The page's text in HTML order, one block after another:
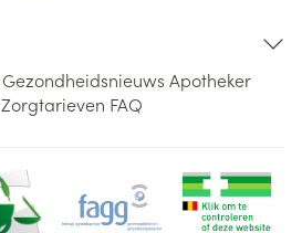
Gezondheidsnieuws Apotheker
Zorgtarieven FAQ